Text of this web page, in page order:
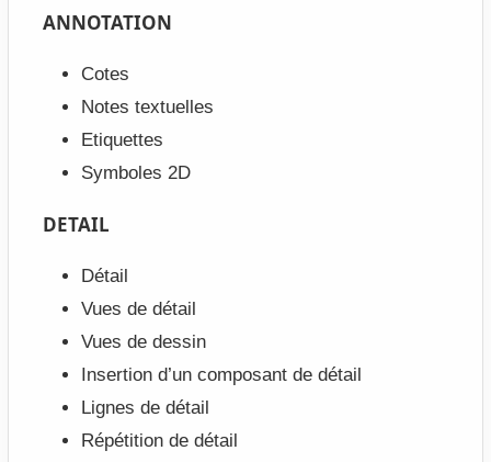
ANNOTATION
Cotes
Notes textuelles
Etiquettes
Symboles 2D
DETAIL
Détail
Vues de détail
Vues de dessin
Insertion d’un composant de détail
Lignes de détail
Répétition de détail